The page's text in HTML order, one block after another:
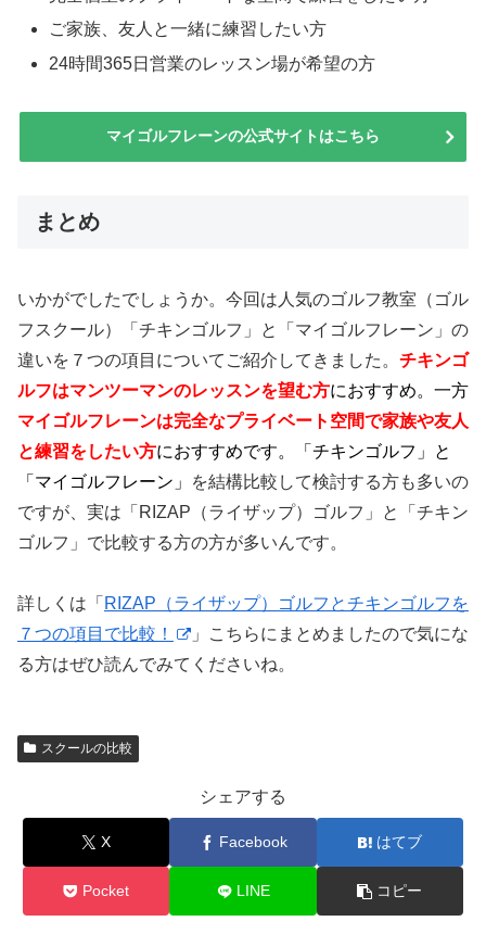
ご家族、友人と一緒に練習したい方
24時間365日営業のレッスン場が希望の方
マイゴルフレーンの公式サイトはこちら
まとめ
いかがでしたでしょうか。今回は人気のゴルフ教室（ゴル
フスクール）「チキンゴルフ」と「マイゴルフレーン」の
違いを７つの項目についてご紹介してきました。 チキンゴ
ルフはマンツーマンのレッスンを望む方におすすめ。 一方
マイゴルフレーンは完全なプライベート空間で家族や友人
と練習をしたい方におすすめです。「チキンゴルフ」と
「マイゴルフレーン」
を結構比較して検討する方も多いの
ですが、実は「RIZAP（ライザップ）ゴルフ」と「チキン
ゴルフ」で比較する方の方が多いんです。
詳しくは「 RIZAP（ライザップ）ゴルフとチキンゴルフを
７つの項目で比較！
」こちらにまとめましたので気にな
る方はぜひ読んでみてくださいね。
スクールの比較
シェアする
X Facebook はてブ
Pocket LINE コピー